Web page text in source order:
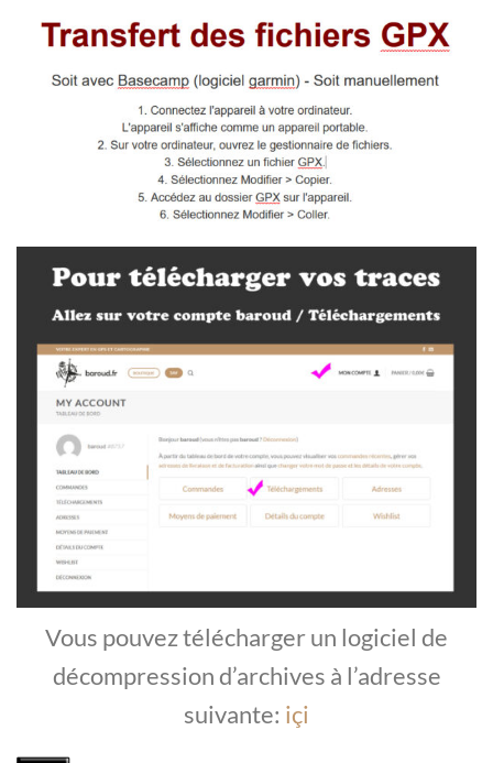
Vous pouvez télécharger un logiciel de
décompression d’archives à l’adresse
suivante: içi